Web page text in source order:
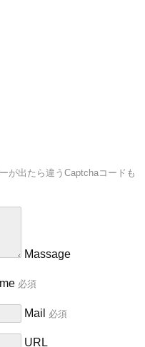
が出たら違うCaptchaコードも
Massage
必須
Mail 必須
URL